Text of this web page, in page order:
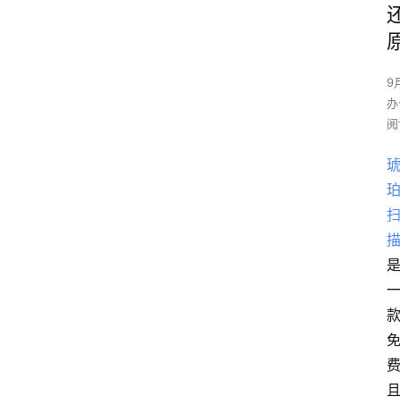
9
琥
珀
扫
描
是
一
款
免
费
且